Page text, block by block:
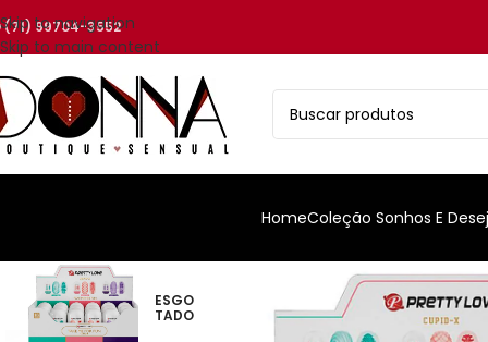
Skip to navigation
Skip to main content
(71) 99704-3552
HomeColeção Sonhos E
ESGO
TADO